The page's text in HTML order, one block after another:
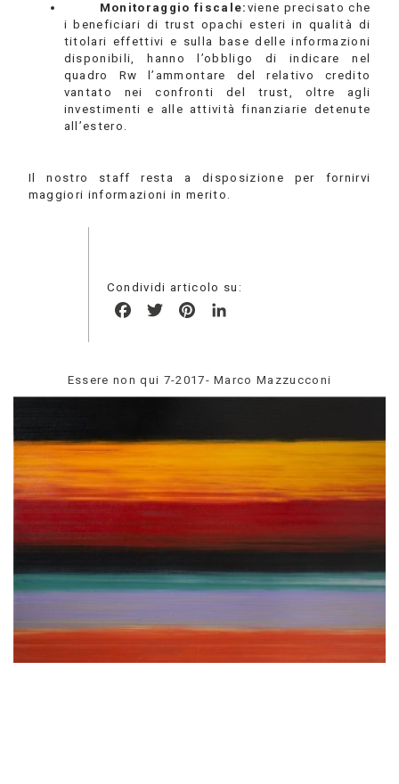
Monitoraggio fiscale: viene precisato che
i beneficiari di trust opachi esteri in qualità di
titolari effettivi e sulla base delle informazioni
disponibili, hanno l’obbligo di indicare nel
quadro Rw l’ammontare del relativo credito
vantato nei confronti del trust, oltre agli
investimenti e alle attività finanziarie detenute
all’estero.
Il nostro staff resta a disposizione per fornirvi
maggiori informazioni in merito.
Condividi articolo su:
FacebookTwitterPinterest
Essere non qui 7-2017- Marco Mazzucconi